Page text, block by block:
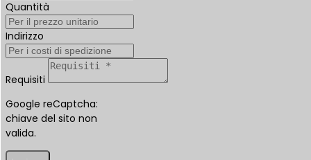
Quantità
Indirizzo
Requisiti
Google reCaptcha:
chiave del sito non
valida.